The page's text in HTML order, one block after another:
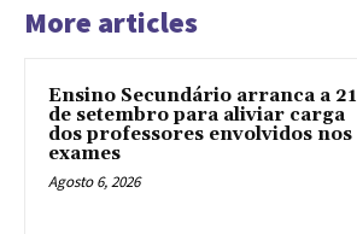
More articles
Ensino Secundário arranca a 21
de setembro para aliviar carga
dos professores envolvidos nos
exames
Agosto 6, 2026